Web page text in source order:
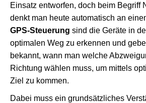
Einsatz entworfen, doch beim Begriff
denkt man heute automatisch an
GPS-Steuerung sind die Geräte in
optimalen Weg zu erkennen und
bekannt, wann man welche
Richtung wählen muss, um mittels
Ziel zu kommen.
Dabei muss ein grundsätzliches